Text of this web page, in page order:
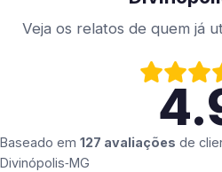
Veja os relatos de quem já
Baseado em 127 avaliações de
Divinópolis‑MG